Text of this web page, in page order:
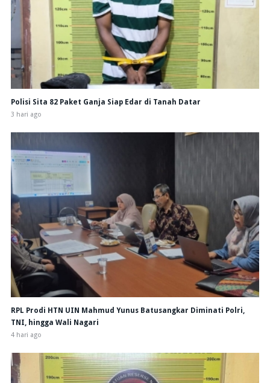
Polisi Sita 82 Paket Ganja Siap Edar di Tanah Datar
3 hari ago
RPL Prodi HTN UIN Mahmud Yunus Batusangkar Diminati Polri,
TNI, hingga Wali Nagari
4 hari ago